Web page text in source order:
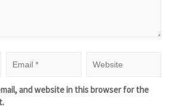
and website in this browser for the